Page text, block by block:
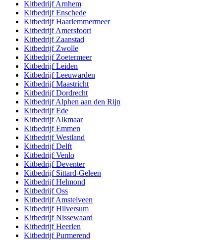
KitbedrijfArnhem
KitbedrijfEnschede
KitbedrijfHaarlemmermeer
KitbedrijfAmersfoort
Kitbedrijf Zaanstad
Kitbedrijf Zwolle
Kitbedrijf Zoetermeer
KitbedrijfLeiden
KitbedrijfLeeuwarden
KitbedrijfMaastricht
KitbedrijfDordrecht
KitbedrijfAlphen aan den Rijn
KitbedrijfEde
KitbedrijfAlkmaar
KitbedrijfEmmen
KitbedrijfWestland
KitbedrijfDelft
KitbedrijfVenlo
KitbedrijfDeventer
Kitbedrijf Sittard-Geleen
KitbedrijfHelmond
KitbedrijfOss
KitbedrijfAmstelveen
KitbedrijfHilversum
KitbedrijfNissewaard
KitbedrijfHeerlen
KitbedrijfPurmerend